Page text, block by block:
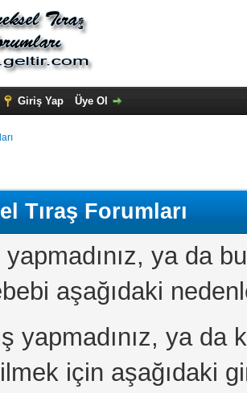
Giriş Yap Üye Ol
Tıraş Forumları
yapmadınız, ya da
aşağıdaki
yapmadınız, ya da
için aşağıdaki